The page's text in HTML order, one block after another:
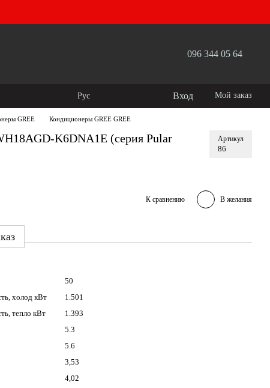
096 344 05 64
Рус Вход Мой заказ
GREE Кондиционеры GREE GREE
K6DNA1E (серия Pular
Артикул
86
К сравнению В желания
50
холод кВт
1.501
тепло кВт
1.393
5.3
5.6
3,53
4,02